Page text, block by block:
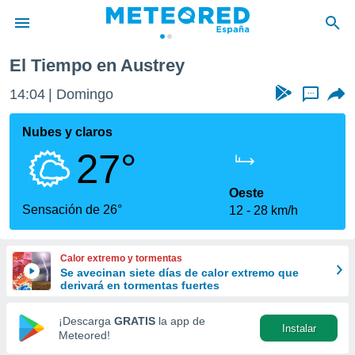
de
por
que se
calidad.
a este
las
y
forma
digital
basada
El Tiempo en Austrey
14:04 Domingo ...
Nubes y claros
27°
Sensación de 26°
Oeste
12
28 km/h
Calor extremo y tormentas
Se avecinan siete días de calor extremo que
derivará en tormentas fuertes
¡Descarga GRATIS la app de
Meteored!
Instalar